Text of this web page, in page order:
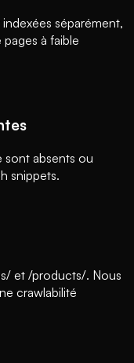
séparément,
pages à faible
sont absents ou
snippets.
et /products/. Nous
crawlabilité